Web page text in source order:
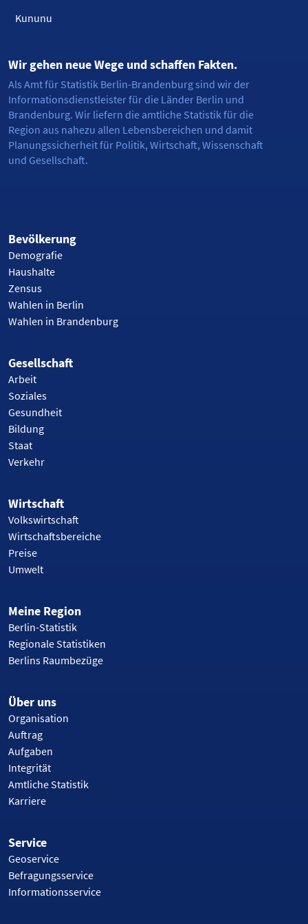
Kununu
Wir gehen neue Wege und schaffen Fakten.
Als Amt für Statistik Berlin-Brandenburg sind wir der
Informationsdienstleister für die Länder Berlin und
Brandenburg. Wir liefern die amtliche Statistik für die
Region aus nahezu allen Lebensbereichen und damit
Planungssicherheit für Politik, Wirtschaft, Wissenschaft
und Gesellschaft.
Bevölkerung
Demografie
Haushalte
Zensus
Wahlen in Berlin
Wahlen in Brandenburg
Gesellschaft
Arbeit
Soziales
Gesundheit
Bildung
Staat
Verkehr
Wirtschaft
Volkswirtschaft
Wirtschaftsbereiche
Preise
Umwelt
Meine Region
Berlin-Statistik
Regionale Statistiken
Berlins Raumbezüge
Über uns
Organisation
Auftrag
Aufgaben
Integrität
Amtliche Statistik
Karriere
Service
Geoservice
Befragungsservice
Informationsservice